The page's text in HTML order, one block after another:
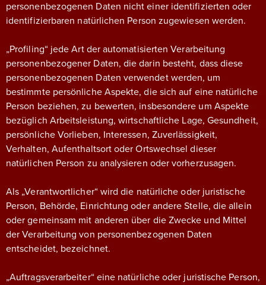
personenbezogenen Daten nicht einer identifizierten oder
identifizierbaren natürlichen Person zugewiesen werden.
„Profiling“ jede Art der automatisierten Verarbeitung
personenbezogener Daten, die darin besteht, dass diese
personenbezogenen Daten verwendet werden, um
bestimmte persönliche Aspekte, die sich auf eine natürliche
Person beziehen, zu bewerten, insbesondere um Aspekte
bezüglich Arbeitsleistung, wirtschaftliche Lage, Gesundheit,
persönliche Vorlieben, Interessen, Zuverlässigkeit,
Verhalten, Aufenthaltsort oder Ortswechsel dieser
natürlichen Person zu analysieren oder vorherzusagen.
Als „Verantwortlicher“ wird die natürliche oder juristische
Person, Behörde, Einrichtung oder andere Stelle, die allein
oder gemeinsam mit anderen über die Zwecke und Mittel
der Verarbeitung von personenbezogenen Daten
entscheidet, bezeichnet.
„Auftragsverarbeiter“ eine natürliche oder juristische Person,